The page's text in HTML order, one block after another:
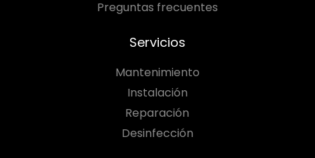
Preguntas frecuentes
Servicios
Mantenimiento
Instalación
Reparación
Desinfección